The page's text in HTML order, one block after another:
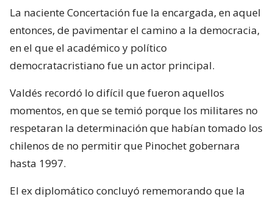
La naciente Concertación fue la encargada, en aquel
entonces, de pavimentar el camino a la democracia,
en el que el académico y político
democratacristiano fue un actor principal.
Valdés recordó lo difícil que fueron aquellos
momentos, en que se temió porque los militares no
respetaran la determinación que habían tomado los
chilenos de no permitir que Pinochet gobernara
hasta 1997.
El ex diplomático concluyó rememorando que la